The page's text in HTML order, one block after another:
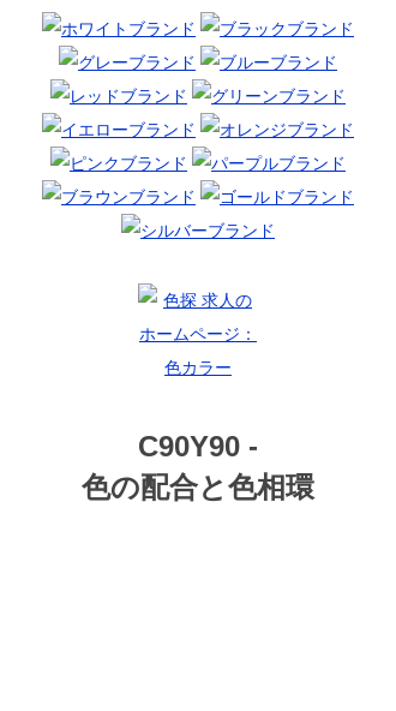
C90Y90 -
色の配合と色相環